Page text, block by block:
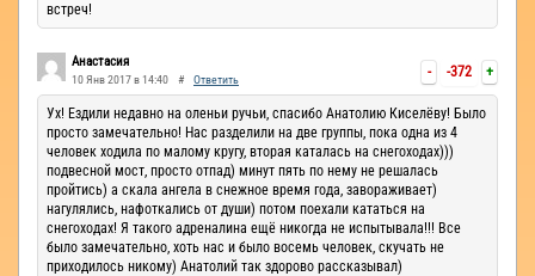
встреч!
- -372 +
Анастасия
10 Янв 2017 в 14:40 # Ответить
Ух! Ездили недавно на оленьи ручьи, спасибо Анатолию Киселёву! Было
просто замечательно! Нас разделили на две группы, пока одна из 4
человек ходила по малому кругу, вторая каталась на снегоходах)))
подвесной мост, просто отпад) минут пять по нему не решалась
пройтись) а скала ангела в снежное время года, завораживает)
нагулялись, нафоткались от души) потом поехали кататься на
снегоходах! Я такого адреналина ещё никогда не испытывала!!! Все
было замечательно, хоть нас и было восемь человек, скучать не
приходилось никому) Анатолий так здорово рассказывал)